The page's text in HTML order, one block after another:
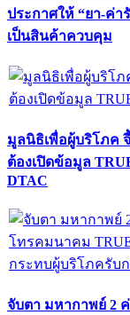
ประกาศให้ “ยา-ค่า
เป็นสินค้าควบคุม
มูลนิธิเพื่อผู้บริโภค
ต้องเปิดข้อมูล
DTAC
จับตา มหากาพย์ 2